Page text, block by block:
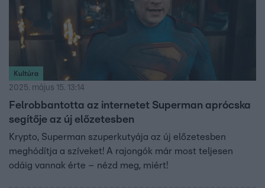
Kultúra
2025. május 15. 13:14
Felrobbantotta az internetet Superman aprócska
segítője az új előzetesben
Krypto, Superman szuperkutyája az új előzetesben
meghódítja a szíveket! A rajongók már most teljesen
odáig vannak érte – nézd meg, miért!